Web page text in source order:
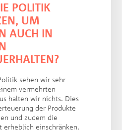
POLITIK
UM
AUCH IN
sehen wir sehr
vermehrten
halten wir nichts. Dies
der Produkte
und zudem die
erheblich einschränken,